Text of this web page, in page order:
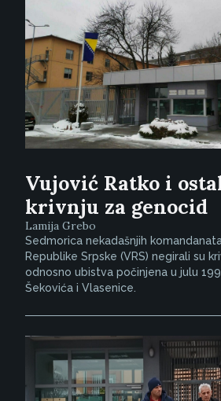
Vujović Ratko i
krivnju za genocid
Lamija Grebo
Sedmorica nekadašnjih
Republike Srpske (VRS) negirali su
odnosno ubistva počinjena u julu
Šekovića i Vlasenice.